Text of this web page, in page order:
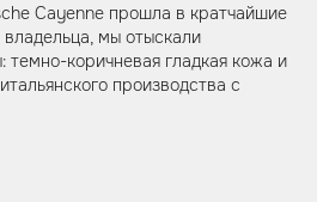
Cayenne прошла в кратчайшие
мы отыскали
коричневая гладкая кожа и
производства с